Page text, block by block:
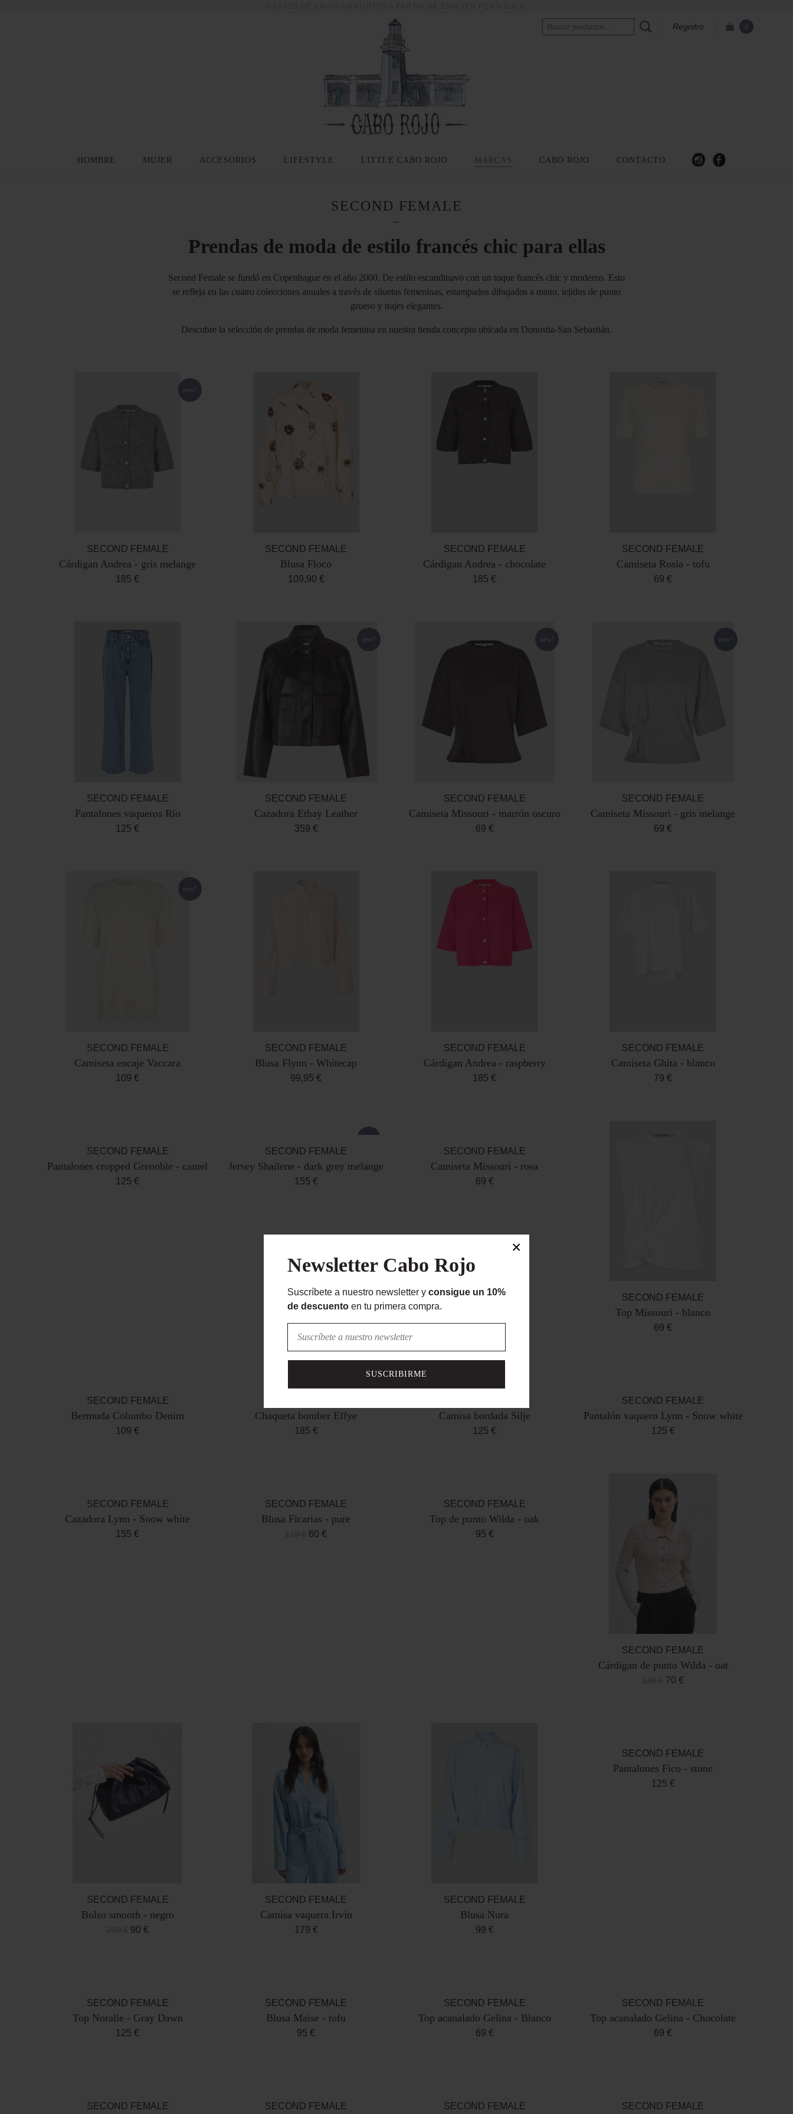
Newsletter Cabo Rojo
Suscríbete a nuestro newsletter y consigue un 10%
de descuento en tu primera compra.
SUSCRIBIRME
×
Registro
HOMBRE MUJER ACCESORIOS LIFESTYLE LITTLE CABO ROJO MARCAS CABO ROJO CONTACTO
SECOND FEMALE
Prendas de moda de estilo francés chic para ellas
Second Female se fundó en Copenhague en el año 2000. De estilo escandinavo con un toque francés chic y moderno. Esto
se refleja en las cuatro colecciones anuales a través de siluetas femeninas, estampados dibujados a mano, tejidos de punto
grueso y trajes elegantes.
Descubre la selección de prendas de moda femenina en nuestra tienda concepto ubicada en Donostia-San Sebastián.
new!
SECOND FEMALE
Cárdigan Andrea - gris melange
185 €
SECOND FEMALE
Blusa Floco
109,90 €
SECOND FEMALE
Cárdigan Andrea - chocolate
185 €
SECOND FEMALE
Camiseta Rosia - tofu
69 €
SECOND FEMALE
Pantalones vaqueros Rio
125 €
new!
SECOND FEMALE
Cazadora Ethay Leather
359 €
new!
SECOND FEMALE
Camiseta Missouri - marrón oscuro
69 €
new!
SECOND FEMALE
Camiseta Missouri - gris melange
69 €
new!
SECOND FEMALE
Camiseta encaje Vaccara
109 €
SECOND FEMALE
Blusa Flynn - Whitecap
99,95 €
SECOND FEMALE
Cárdigan Andrea - raspberry
185 €
SECOND FEMALE
Camiseta Ghita - blanco
79 €
SECOND FEMALE
Pantalones cropped Grenoble - camel
125 €
SECOND FEMALE
Jersey Shailene - dark grey melange
155 €
SECOND FEMALE
Camiseta Missouri - rosa
69 €
SECOND FEMALE
Top Missouri - blanco
69 €
SECOND FEMALE
Bermuda Columbo Denim
109 €
Chaqueta bomber Effye
185 €
Camisa bordada Silje
125 €
SECOND FEMALE
Pantalón vaquero Lynn - Snow white
125 €
SECOND FEMALE
Cazadora Lynn - Snow white
155 €
SECOND FEMALE
Blusa Ficarias - pure
60 €
SECOND FEMALE
Top de punto Wilda - oak
95 €
SECOND FEMALE
Cárdigan de punto Wilda - oat
70 €
SECOND FEMALE
Bolso smooth - negro
90 €
SECOND FEMALE
Camisa vaquera Irvin
179 €
SECOND FEMALE
Blusa Nura
99 €
SECOND FEMALE
Pantalones Fico - stone
125 €
SECOND FEMALE
Top Noralie - Gray Dawn
125 €
SECOND FEMALE
Blusa Maise - tofu
95 €
SECOND FEMALE
Top acanalado Gelina - Blanco
69 €
SECOND FEMALE
Top acanalado Gelina - Chocolate
69 €
SECOND FEMALE SECOND FEMALE SECOND FEMALE SECOND FEMALE